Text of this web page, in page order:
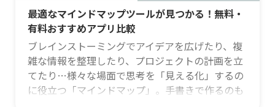
最適なマインドマップツールが見つかる！無料・
有料おすすめアプリ比較
ブレインストーミングでアイデアを広げたり、複
雑な情報を整理したり、プロジェクトの計画を立
てたり…様々な場面で思考を「見える化」するの
に役立つ「マインドマップ」。手書きで作るのも